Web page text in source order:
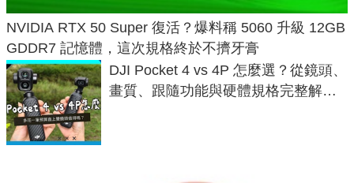
NVIDIA RTX 50 Super 復活？爆料稱 5060 升級 12GB
GDDR7 記憶體，這次規格終於不擠牙膏
DJI Pocket 4 vs 4P 怎麼選？從鏡頭、
畫質、跟隨功能與硬體規格完整解